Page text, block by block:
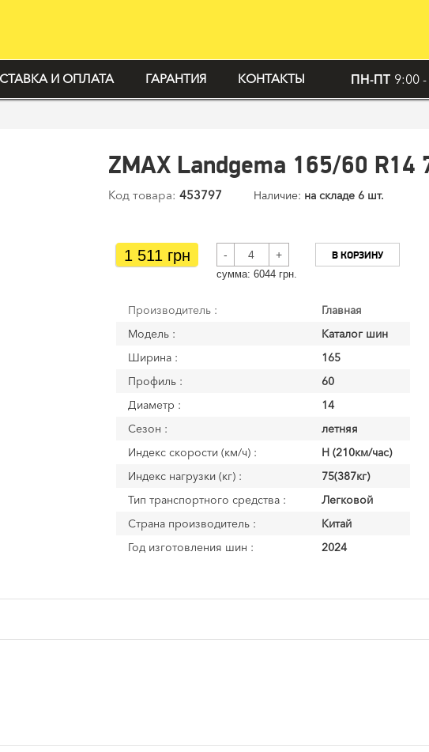
И ОПЛАТА ГАРАНТИЯ КОНТАКТЫ ПН-ПТ 9:00
ZMAX Landgema 165/60 R14
Код товара: 453797 Наличие: на складе 6 шт.
1 511 грн - +
cумма: 6044грн.
В КОРЗИНУ
Производитель :
Главная
Модель :
Каталог шин
Ширина :
165
Профиль :
60
Диаметр :
14
Сезон :
летняя
Индекс скорости (км/ч) :
H (210км/час)
Индекс нагрузки (кг) :
75(387кг)
Тип транспортного средства :
Легковой
Страна производитель :
Китай
Год изготовления шин :
2024